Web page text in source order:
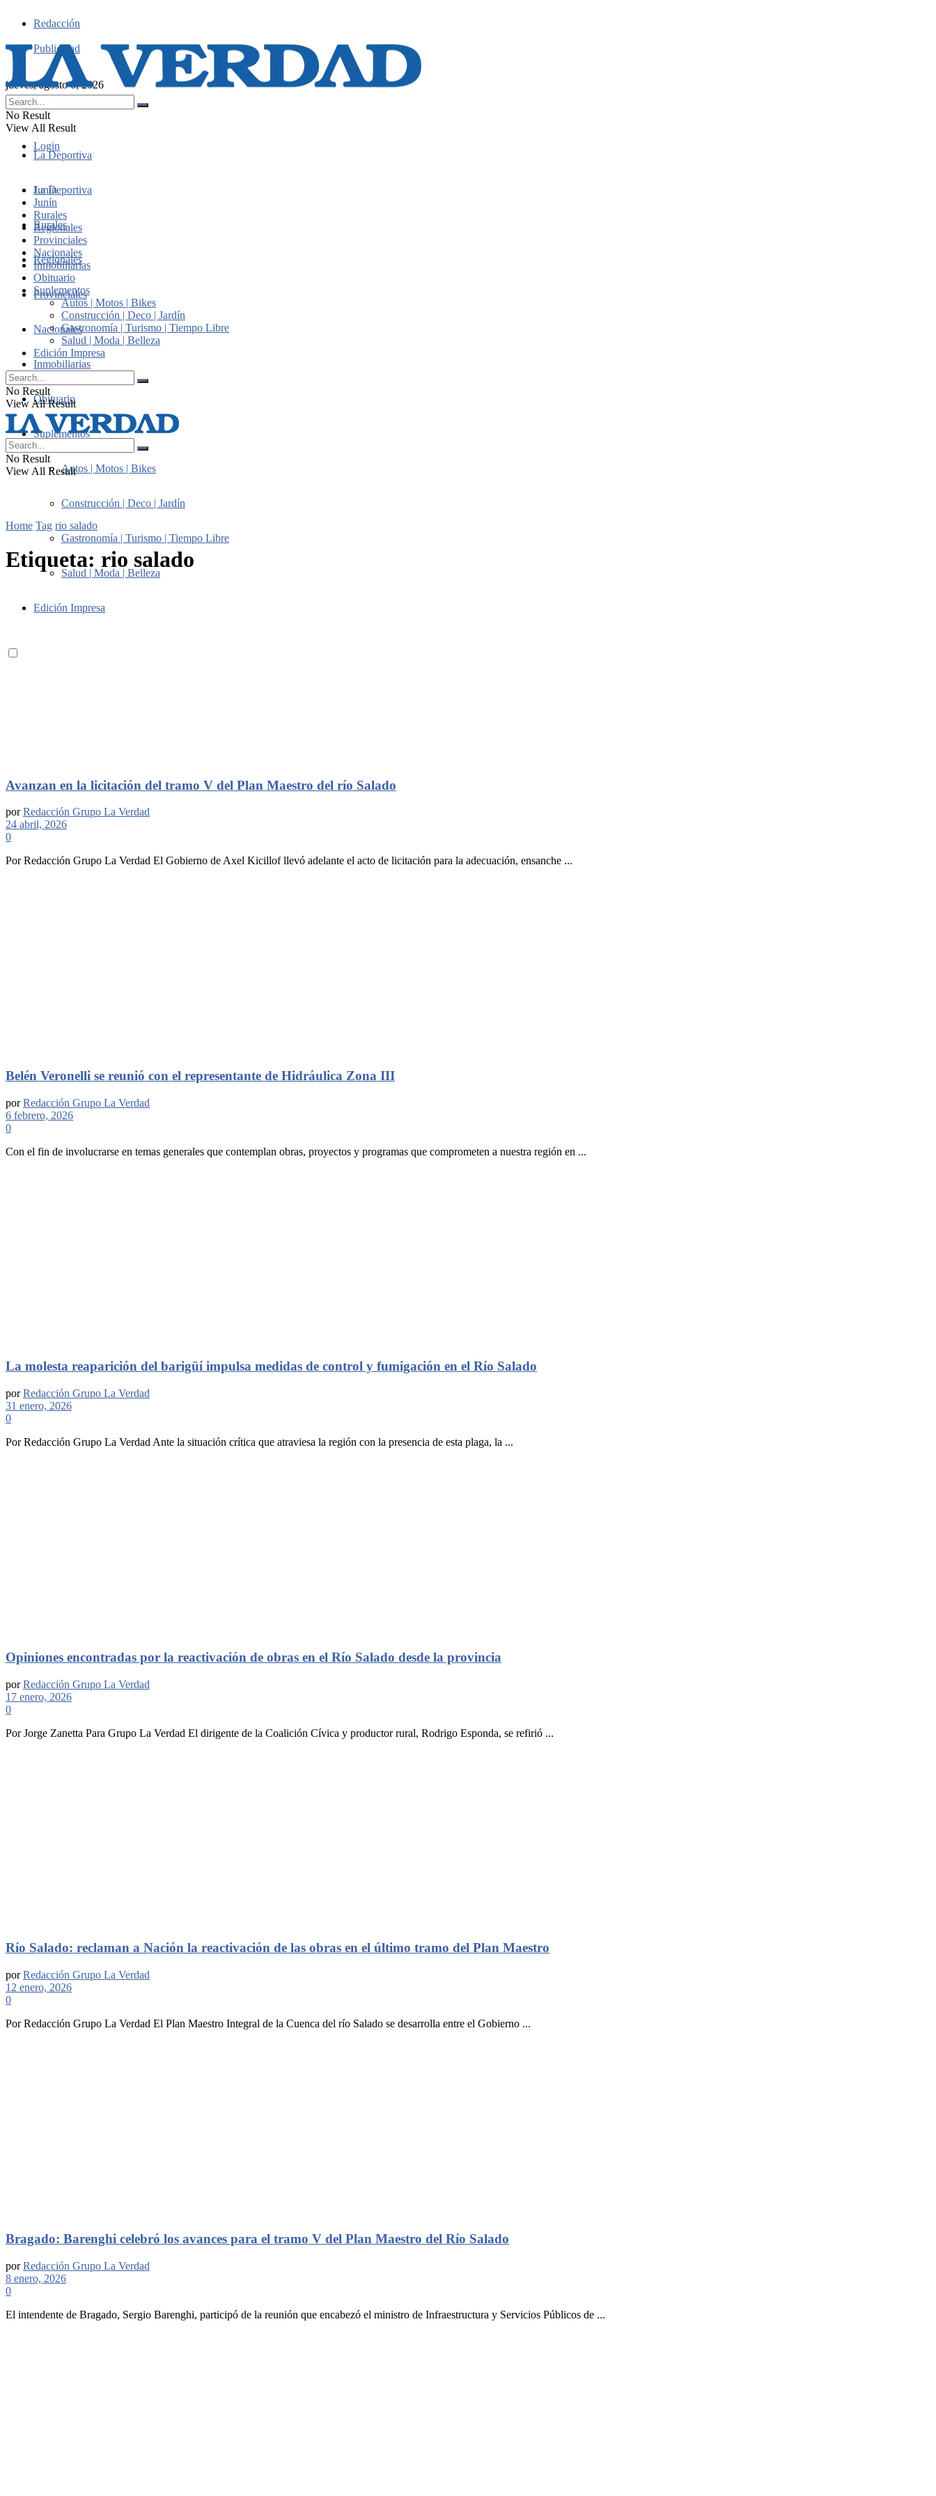
Redacción
Publicidad
jueves, agosto 6, 2026
Login
No Result
View All Result
La Deportiva
Junín
Rurales
Regionales
Provinciales
Nacionales
Inmobiliarias
Obituario
Suplementos
Autos | Motos | Bikes
Construcción | Deco | Jardín
Gastronomía | Turismo | Tiempo Libre
Salud | Moda | Belleza
Edición Impresa
La Deportiva
Junín
Rurales
Regionales
Provinciales
Nacionales
Inmobiliarias
Obituario
Suplementos
Autos | Motos | Bikes
Construcción | Deco | Jardín
Gastronomía | Turismo | Tiempo Libre
Salud | Moda | Belleza
Edición Impresa
No Result
View All Result
No Result
View All Result
Home Tag rio salado
Etiqueta: rio salado
Avanzan en la licitación del tramo V del Plan Maestro del río Salado
por Redacción Grupo La Verdad
24 abril, 2026
0
Por Redacción Grupo La Verdad El Gobierno de Axel Kicillof llevó adelante el acto de licitación para la adecuación, ensanche ...
Belén Veronelli se reunió con el representante de Hidráulica Zona III
por Redacción Grupo La Verdad
6 febrero, 2026
0
Con el fin de involucrarse en temas generales que contemplan obras, proyectos y programas que comprometen a nuestra región en ...
La molesta reaparición del barigüí impulsa medidas de control y fumigación en el Río Salado
por Redacción Grupo La Verdad
31 enero, 2026
0
Por Redacción Grupo La Verdad Ante la situación crítica que atraviesa la región con la presencia de esta plaga, la ...
Opiniones encontradas por la reactivación de obras en el Río Salado desde la provincia
por Redacción Grupo La Verdad
17 enero, 2026
0
Por Jorge Zanetta Para Grupo La Verdad El dirigente de la Coalición Cívica y productor rural, Rodrigo Esponda, se refirió ...
Río Salado: reclaman a Nación la reactivación de las obras en el último tramo del Plan Maestro
por Redacción Grupo La Verdad
12 enero, 2026
0
Por Redacción Grupo La Verdad El Plan Maestro Integral de la Cuenca del río Salado se desarrolla entre el Gobierno ...
Bragado: Barenghi celebró los avances para el tramo V del Plan Maestro del Río Salado
por Redacción Grupo La Verdad
8 enero, 2026
0
El intendente de Bragado, Sergio Barenghi, participó de la reunión que encabezó el ministro de Infraestructura y Servicios Públicos de ...